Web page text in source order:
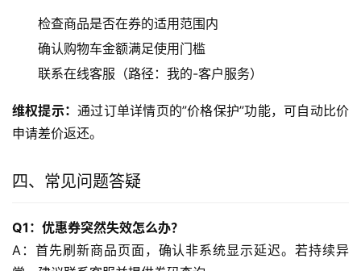
检查商品是否在券的适用范围内
确认购物车金额满足使用门槛
联系在线客服（路径：我的-客户服务）
维权提示：通过订单详情页的”价格保护”功能，可自动比价
申请差价返还。
四、常见问题答疑
Q1：优惠券突然失效怎么办？
A：首先刷新商品页面，确认非系统显示延迟。若持续异